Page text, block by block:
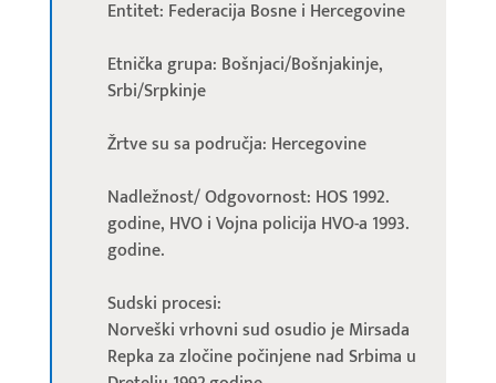
Entitet: Federacija Bosne i Hercegovine
Etnička grupa: Bošnjaci/Bošnjakinje,
Srbi/Srpkinje
Žrtve su sa područja: Hercegovine
Nadležnost/ Odgovornost: HOS 1992.
godine, HVO i Vojna policija HVO-a 1993.
godine.
Sudski procesi:
Norveški vrhovni sud osudio je Mirsada
Repka za zločine počinjene nad Srbima u